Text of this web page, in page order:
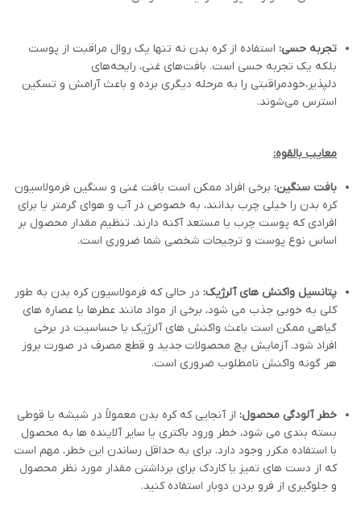
تجربه حسی: استفاده از کره بدن نه تنها یک روال مراقبت از پوست
بلکه یک تجربه حسی است. بافت‌های غنی، رایحه‌های
دلپذیر،خودمراقبتی را به مرحله دیگری برده و باعث آرامش و تسکین
استرس می‌شوند.
معایب بالقوه:
بافت سنگین: برخی افراد ممکن است بافت غنی و سنگین فرمولاسیون
کره بدن را خیلی چرب بدانند، به خصوص در آب و هوای گرمتر یا برای
افرادی که پوست چرب یا مستعد آکنه دارند. تنظیم مقدار محصول بر
اساس نوع پوست و ترجیحات شخصی شما ضروری است.
پتانسیل واکنش های آلرژیک: در حالی که فرمولاسیون کره بدن به طور
کلی به خوبی جذب می شود، برخی از مواد مانند عطرها یا عصاره های
گیاهی ممکن است باعث واکنش های آلرژیک یا حساسیت در برخی
افراد شود. آزمایش پچ محصولات جدید و قطع مصرف در صورت بروز
هر گونه واکنش نامطلوب ضروری است.
خطر آلودگی محصول: از آنجایی که کره بدن معمولاً در شیشه یا قوطی
بسته بندی می شود، خطر ورود باکتری یا سایر آلاینده ها به محصول
با استفاده مکرر وجود دارد. برای به حداقل رساندن این خطر، مهم است
که از دست های تمیز یا کاردک برای برداشتن مقدار مورد نظر محصول
و جلوگیری از فرو بردن دوبار استفاده کنید.